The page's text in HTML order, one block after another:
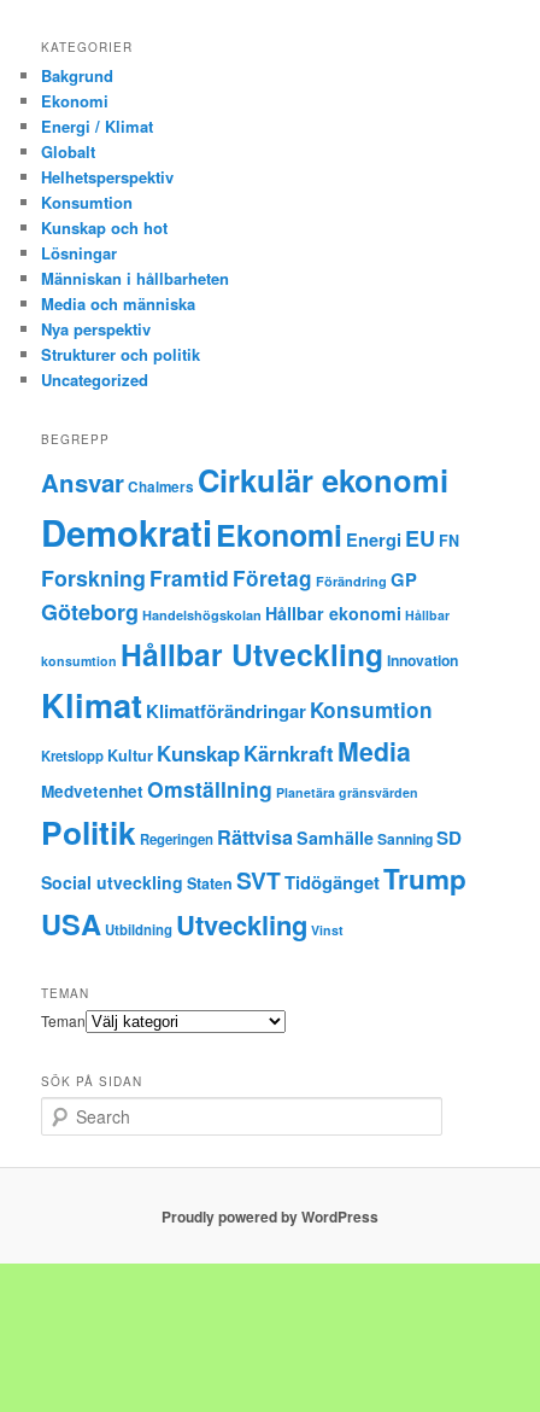
KATEGORIER
Bakgrund
Ekonomi
Energi / Klimat
Globalt
Helhetsperspektiv
Konsumtion
Kunskap och hot
Lösningar
Människan i hållbarheten
Media och människa
Nya perspektiv
Strukturer och politik
Uncategorized
BEGREPP
AnsvarChalmers Cirkulär ekonomi
DemokratiEkonomi Energi EU FN
Forskning Framtid Företag Förändring GP
Göteborg Handelshögskolan Hållbar ekonomi Hållbar
konsumtion Hållbar Utveckling Innovation
KlimatKlimatförändringarKonsumtion
Kretslopp Kultur KunskapKärnkraft Media
MedvetenhetOmställning Planetära gränsvärden
Politik Regeringen RättvisaSamhälleSanningSD
Social utveckling Staten SVTTidögängetTrump
USAUtbildning Utveckling Vinst
TEMAN
Teman
SÖK PÅ SIDAN
Search
Proudly powered by WordPress